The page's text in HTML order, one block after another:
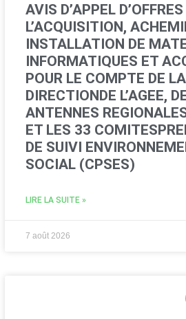
AVIS D’APPEL
L’ACQUISITION,
INSTALLATION DE
INFORMATIQUES ET
POUR LE COMPTE DE LA
DIRECTIONDE L’AGEE,
ANTENNES REGIONALES
ET LES 33
DE SUIVI
SOCIAL (CPSES)
LIRE LA SUITE »
7 août 2026